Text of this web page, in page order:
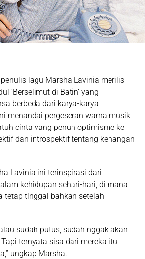
lagu Marsha Lavinia merilis
‘Berselimut di Batin’ yang
berbeda dari karya-karya
menandai pergeseran warna musik
cinta yang penuh optimisme ke
dan introspektif tentang kenangan
Lavinia ini terinspirasi dari
kehidupan sehari-hari, di mana
tetap tinggal bahkan setelah
sudah putus, sudah nggak akan
ternyata sisa dari mereka itu
ungkap Marsha.